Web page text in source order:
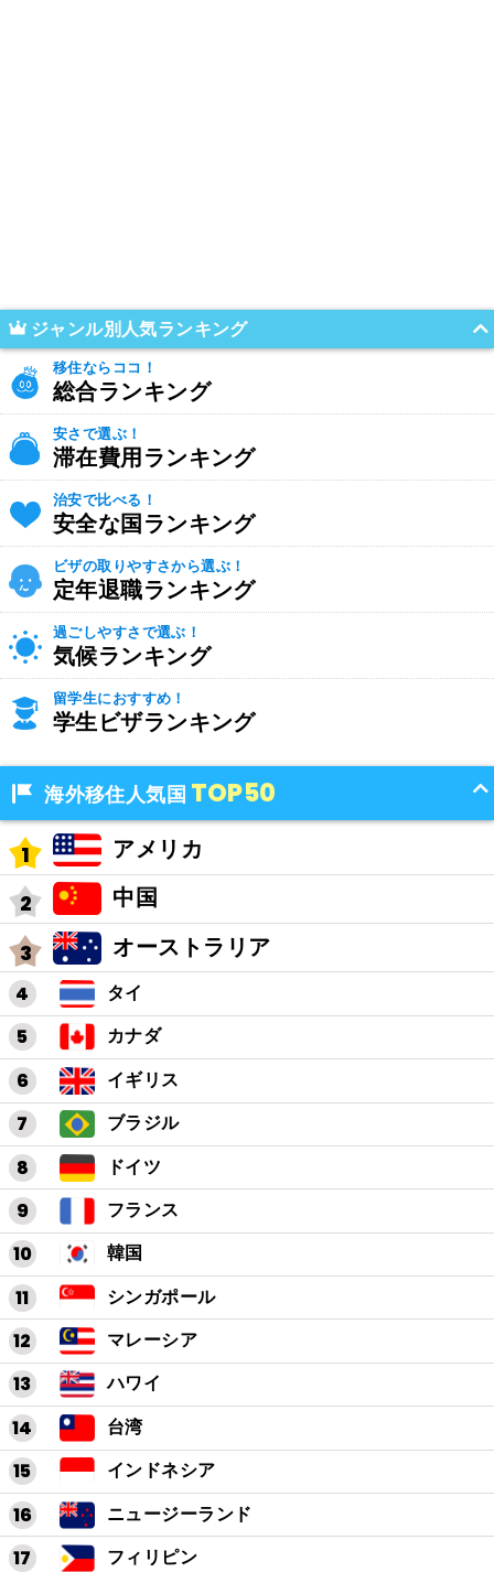
ジャンル別人気ランキング
移住ならココ！
総合ランキング
安さで選ぶ！
滞在費用ランキング
治安で比べる！
安全な国ランキング
ビザの取りやすさから選ぶ！
定年退職ランキング
過ごしやすさで選ぶ！
気候ランキング
留学生におすすめ！
学生ビザランキング
海外移住人気国 TOP50
アメリカ
中国
オーストラリア
タイ
カナダ
イギリス
ブラジル
ドイツ
フランス
韓国
シンガポール
マレーシア
ハワイ
台湾
インドネシア
ニュージーランド
フィリピン